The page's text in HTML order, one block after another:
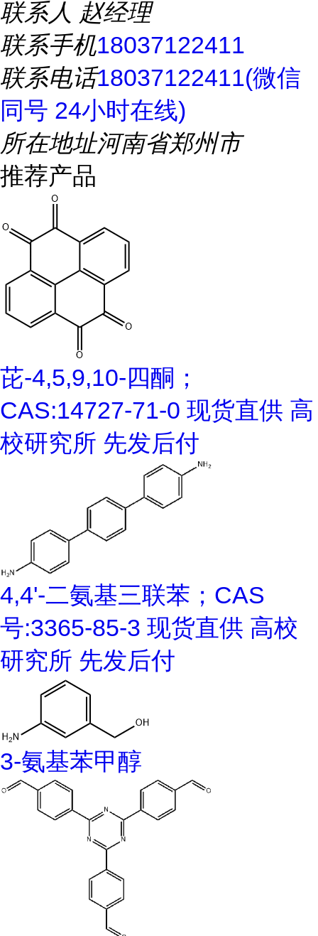
联系人 赵经理
联系手机18037122411
联系电话18037122411(微信
同号 24小时在线)
所在地址河南省郑州市
推荐产品
芘-4,5,9,10-四酮；
CAS:14727-71-0 现货直供 高
校研究所 先发后付
4,4'-二氨基三联苯；CAS
号:3365-85-3 现货直供 高校
研究所 先发后付
3-氨基苯甲醇